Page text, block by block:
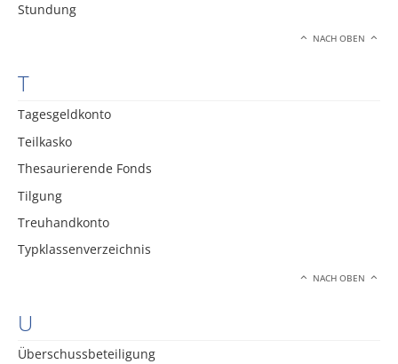
Stundung
NACH OBEN
T
Tagesgeldkonto
Teilkasko
Thesaurierende Fonds
Tilgung
Treuhandkonto
Typklassenverzeichnis
NACH OBEN
U
Überschussbeteiligung